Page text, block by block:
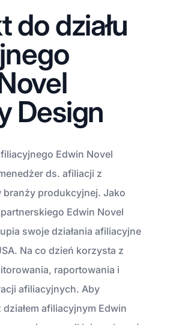
do działu
Design
Edwin Novel
ds. afiliacji z
branży produkcyjnej. Jako
Edwin Novel
swoje działania afiliacyjne
Na co dzień korzysta z
raportowania i
afiliacyjnych. Aby
afiliacyjnym Edwin